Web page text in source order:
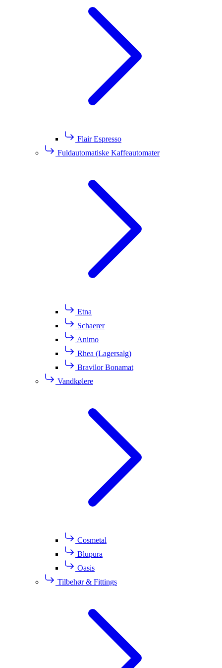
Flair Espresso
Fuldautomatiske Kaffeautomater
Etna
Schaerer
Animo
Rhea (Lagersalg)
Bravilor Bonamat
Vandkølere
Cosmetal
Blupura
Oasis
Tilbehør & Fittings